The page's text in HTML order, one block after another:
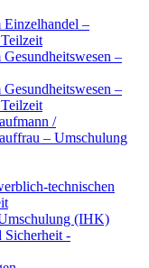
–
–
–
/
– Umschulung
technischen
(IHK)
Sicherheit -